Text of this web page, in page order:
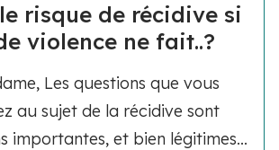
risque de récidive si
violence ne fait..?
Les questions que vous
au sujet de la récidive sont
importantes, et bien légitimes...